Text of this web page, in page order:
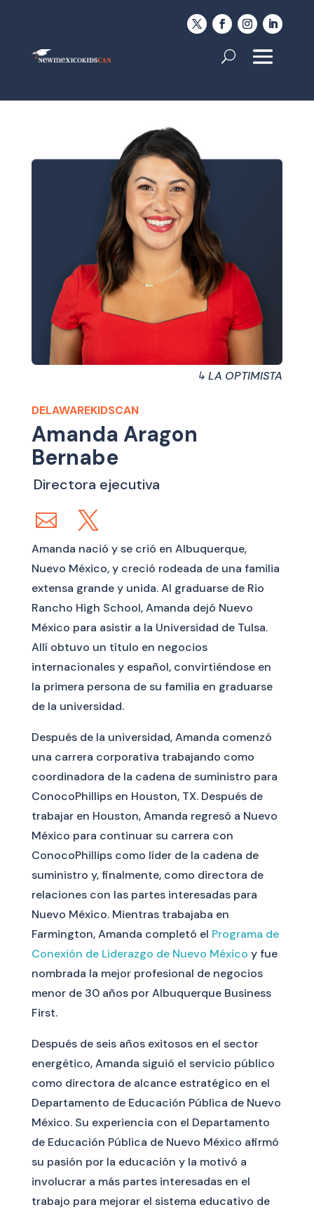
↳ LA OPTIMISTA
DELAWAREKIDSCAN
Amanda Aragon
Bernabe
Directora ejecutiva
Amanda nació y se crió en Albuquerque,
Nuevo México, y creció rodeada de una familia
extensa grande y unida. Al graduarse de Rio
Rancho High School, Amanda dejó Nuevo
México para asistir a la Universidad de Tulsa.
Allí obtuvo un título en negocios
internacionales y español, convirtiéndose en
la primera persona de su familia en graduarse
de la universidad.
Después de la universidad, Amanda comenzó
una carrera corporativa trabajando como
coordinadora de la cadena de suministro para
ConocoPhillips en Houston, TX. Después de
trabajar en Houston, Amanda regresó a Nuevo
México para continuar su carrera con
ConocoPhillips como líder de la cadena de
suministro y, finalmente, como directora de
relaciones con las partes interesadas para
Nuevo México. Mientras trabajaba en
Farmington, Amanda completó el Programa de
Conexión de Liderazgo de Nuevo México y fue
nombrada la mejor profesional de negocios
menor de 30 años por Albuquerque Business
First.
Después de seis años exitosos en el sector
energético, Amanda siguió el servicio público
como directora de alcance estratégico en el
Departamento de Educación Pública de Nuevo
México. Su experiencia con el Departamento
de Educación Pública de Nuevo México afirmó
su pasión por la educación y la motivó a
involucrar a más partes interesadas en el
trabajo para mejorar el sistema educativo de